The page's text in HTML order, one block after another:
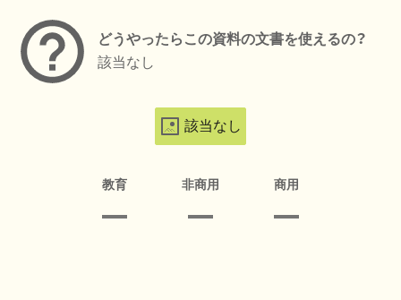
どうやったらこの資料の文書を使えるの？
該当なし
該当なし
教育 非商用 商用